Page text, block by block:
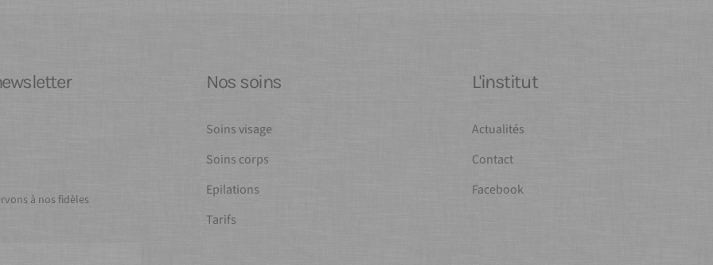
à nos fidèles
Nos soins
Soins visage
Soins corps
Epilations
Tarifs
L'institut
Actualités
Contact
Facebook